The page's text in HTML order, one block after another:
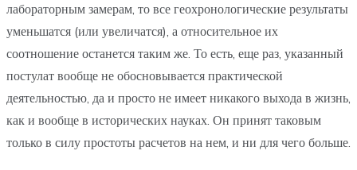
лабораторным замерам, то все геохронологические результаты
уменьшатся (или увеличатся), а относительное их
соотношение останется таким же. То есть, еще раз, указанный
постулат вообще не обосновывается практической
деятельностью, да и просто не имеет никакого выхода в жизнь,
как и вообще в исторических науках. Он принят таковым
только в силу простоты расчетов на нем, и ни для чего больше.